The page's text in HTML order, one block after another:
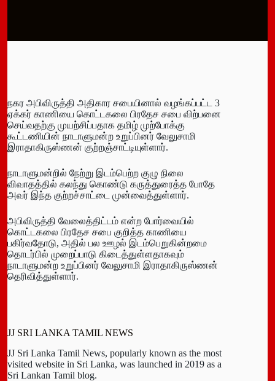
நகர அபிவிருத்தி அதிகார சபையினால் வழங்கப்பட்ட 3
ஏக்கர் காணியை கொட்டகலை பிரதேச சபை விற்பனை
செய்வதற்கு முயற்சிப்பதாக தமிழ் முற்போக்கு
கூட்டணியின் நாடாளுமன்ற உறுப்பினர் வேலுசாமி
இராதாகிருஸ்ணன் குற்றஞ்சாட்டியுள்ளார்.
நாடாளுமன்றில் நேற்று இடம்பெற்ற குழு நிலை
விவாதத்தில் கலந்து கொண்டு கருத்துரைத்த போதே
அவர் இந்த குற்றச்சாட்டை முன்வைத்துள்ளார்.
அபிவிருத்தி வேலைத்திட்டம் என்ற போர்வையில்
கொட்டகலை பிரதேச சபை குறித்த காணியை
பகிர்வதோடு, அதில் பல ஊழல் இடம்பெறுகின்றமை
தொடர்பில் முறைப்பாடு கிடைத்துள்ளதாகவும்
நாடாளுமன்ற உறுப்பினர் வேலுசாமி இராதாகிருஸ்ணன்
தெரிவித்துள்ளார்.
JJ SRI LANKA TAMIL NEWS
JJ Sri Lanka Tamil News, popularly known as the most
visited website in Sri Lanka, was launched in 2019 as a
Sri Lankan Tamil blog.